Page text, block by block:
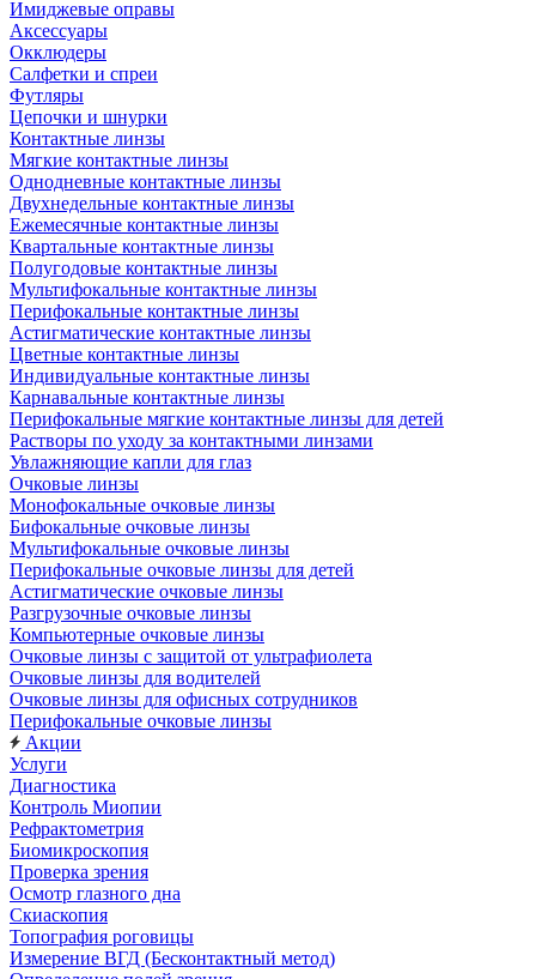
Имиджевые оправы
Аксессуары
Окклюдеры
Салфетки и спреи
Футляры
Цепочки и шнурки
Контактные линзы
Мягкие контактные линзы
Однодневные контактные линзы
Двухнедельные контактные линзы
Ежемесячные контактные линзы
Квартальные контактные линзы
Полугодовые контактные линзы
Мультифокальные контактные линзы
Перифокальные контактные линзы
Астигматические контактные линзы
Цветные контактные линзы
Индивидуальные контактные линзы
Карнавальные контактные линзы
Перифокальные мягкие контактные линзы для детей
Растворы по уходу за контактными линзами
Увлажняющие капли для глаз
Очковые линзы
Монофокальные очковые линзы
Бифокальные очковые линзы
Мультифокальные очковые линзы
Перифокальные очковые линзы для детей
Астигматические очковые линзы
Разгрузочные очковые линзы
Компьютерные очковые линзы
Очковые линзы с защитой от ультрафиолета
Очковые линзы для водителей
Очковые линзы для офисных сотрудников
Перифокальные очковые линзы
Акции
Услуги
Диагностика
Контроль Миопии
Рефрактометрия
Биомикроскопия
Проверка зрения
Осмотр глазного дна
Скиаскопия
Топография роговицы
Измерение ВГД (Бесконтактный метод)